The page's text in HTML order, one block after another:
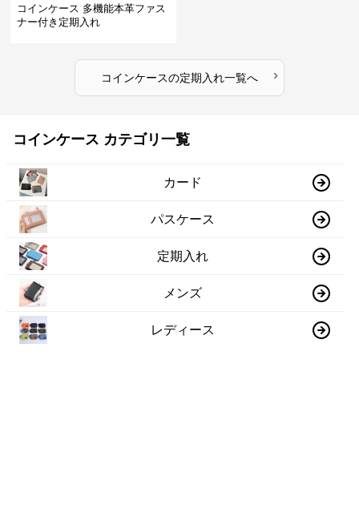
コインケース 多機能本革ファス
ナー付き定期入れ
コインケースの定期入れ一覧へ ›
コインケース カテゴリ一覧
カード
パスケース
定期入れ
メンズ
レディース